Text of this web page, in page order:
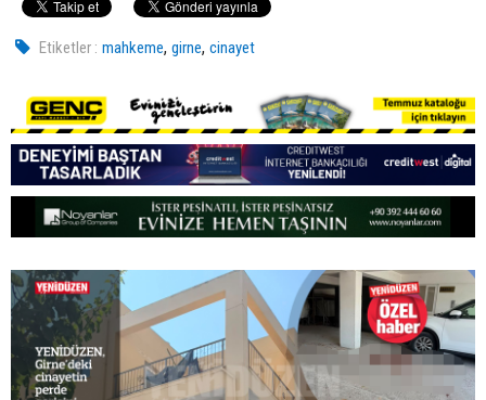
Etiketler : mahkeme,girne,cinayet